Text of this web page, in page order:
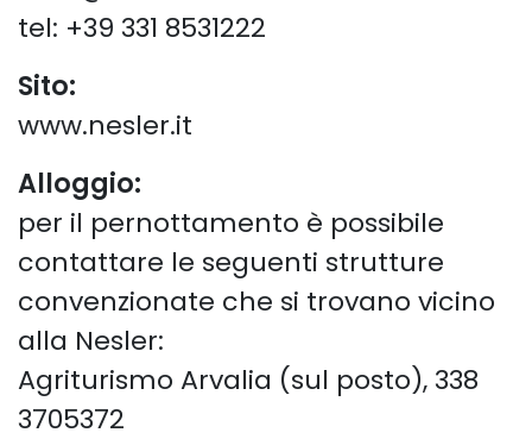
tel: +39 331 8531222
Sito:
www.nesler.it
Alloggio:
per il pernottamento è possibile
contattare le seguenti strutture
convenzionate che si trovano vicino
alla Nesler:
Agriturismo Arvalia (sul posto), 338
3705372